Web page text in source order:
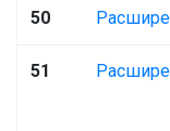
50
51